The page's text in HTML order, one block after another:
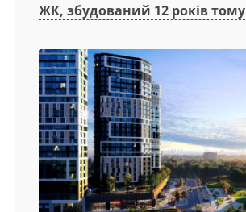
ЖК, збудований 12 років тому